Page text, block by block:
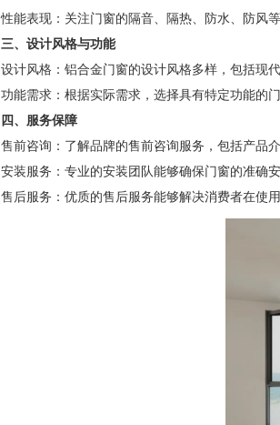
表现：关注门窗的隔音、隔热、防水、防风等
设计风格与功能
风格：铝合金门窗的设计风格多样，包括现代
需求：根据实际需求，选择具有特定功能的门
服务保障
咨询：了解品牌的售前咨询服务，包括产品介
服务：专业的安装团队能够确保门窗的准确安
服务：优质的售后服务能够解决消费者在使用